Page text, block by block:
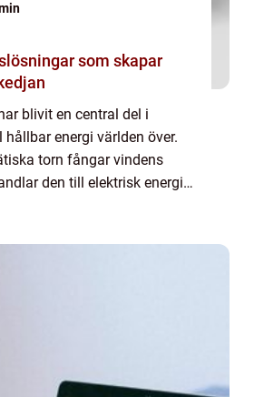
som skapar
blivit en central del i
energi världen över.
torn fångar vindens
den till elektrisk energi,